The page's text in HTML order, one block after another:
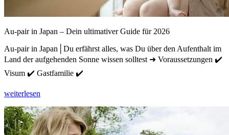
Au-pair in Japan – Dein ultimativer Guide für 2026
Au-pair in Japan│Du erfährst alles, was Du über den Aufenthalt im
Land der aufgehenden Sonne wissen solltest ➜ Voraussetzungen ✔️
Visum ✔️ Gastfamilie ✔️
weiterlesen